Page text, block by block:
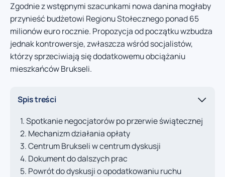
Zgodnie z wstępnymi szacunkami nowa danina mogłaby
przynieść budżetowi Regionu Stołecznego ponad 65
milionów euro rocznie. Propozycja od początku wzbudza
jednak kontrowersje, zwłaszcza wśród socjalistów,
którzy sprzeciwiają się dodatkowemu obciążaniu
mieszkańców Brukseli.
Spis treści
Spotkanie negocjatorów po przerwie świątecznej
Mechanizm działania opłaty
Centrum Brukseli w centrum dyskusji
Dokument do dalszych prac
Powrót do dyskusji o opodatkowaniu ruchu